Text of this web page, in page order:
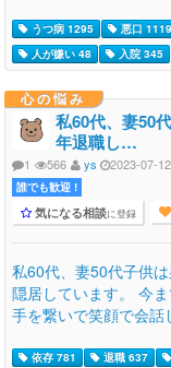
うつ病 1295 悪口 1119
人が嫌い 48
入院 345
心の悩み
私60代、妻50
年退職し…
1 566 ys 2023-07-
誰でも歓迎 !
気になる相談に登録
私60代、妻50代子供
隠居しています。 今
手を繋いで笑顔で会話
依存 781 退職 637